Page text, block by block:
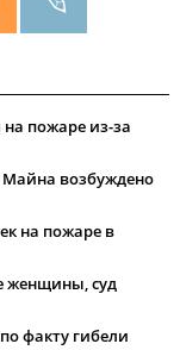
пожаре из-за
возбуждено
на пожаре в
женщины, суд
факту гибели